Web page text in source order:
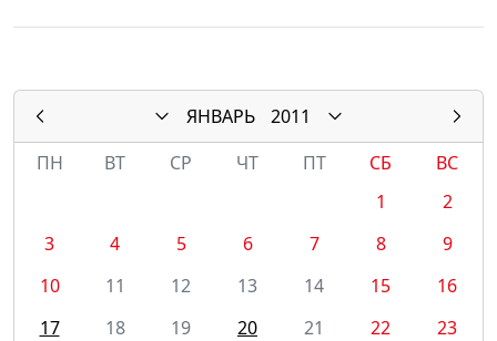
ЯНВАРЬ
2011
ПН
ВТ СР ЧТ ПТ СБ
ВС
1
2
3
4 5 6 7 8
9
10
11 12 13 14 15
16
17
18 19 20 21 22
23